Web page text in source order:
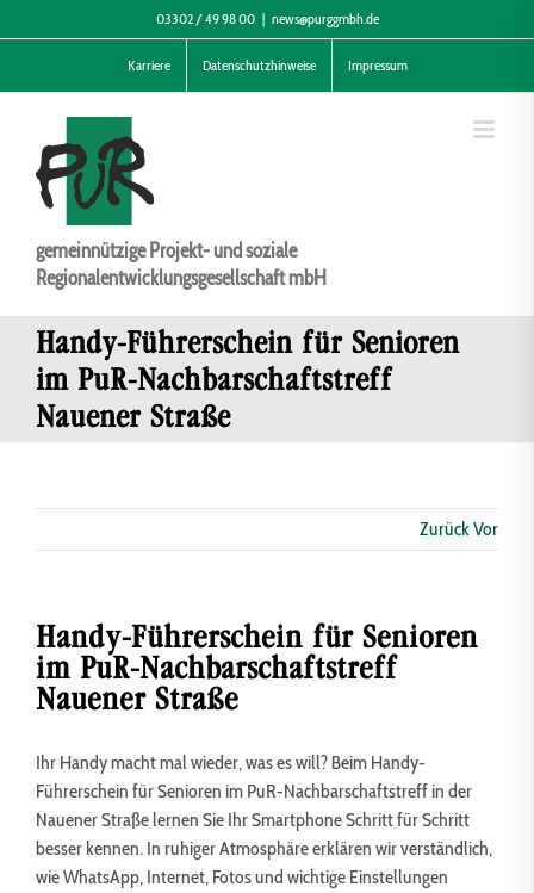
Inhalt
03302 / 49 98 00 | news@purggmbh.de
Karriere Datenschutzhinweise Impressum
gemeinnützige Projekt- und soziale
Regionalentwicklungsgesellschaft mbH
Handy-Führerschein für Senioren
im PuR-Nachbarschaftstreff
Nauener Straße
ZurückVor
Handy-Führerschein für Senioren
im PuR-Nachbarschaftstreff
Nauener Straße
Ihr Handy macht mal wieder, was es will? Beim Handy-
Führerschein für Senioren im PuR-Nachbarschaftstreff in der
Nauener Straße lernen Sie Ihr Smartphone Schritt für Schritt
besser kennen. In ruhiger Atmosphäre erklären wir verständlich,
wie WhatsApp, Internet, Fotos und wichtige Einstellungen